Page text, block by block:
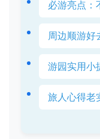
必游亮点：
周边顺游好
游园实用小
旅人心得老